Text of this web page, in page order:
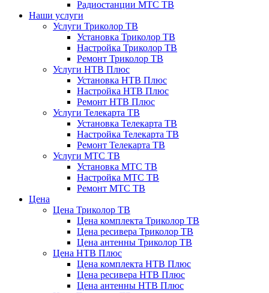
Радиостанции МТС ТВ
Наши услуги
Услуги Триколор ТВ
Установка Триколор ТВ
Настройка Триколор ТВ
Ремонт Триколор ТВ
Услуги НТВ Плюс
Установка НТВ Плюс
Настройка НТВ Плюс
Ремонт НТВ Плюс
Услуги Телекарта ТВ
Установка Телекарта ТВ
Настройка Телекарта ТВ
Ремонт Телекарта ТВ
Услуги МТС ТВ
Установка МТС ТВ
Настройка МТС ТВ
Ремонт МТС ТВ
Цена
Цена Триколор ТВ
Цена комплекта Триколор ТВ
Цена ресивера Триколор ТВ
Цена антенны Триколор ТВ
Цена НТВ Плюс
Цена комплекта НТВ Плюс
Цена ресивера НТВ Плюс
Цена антенны НТВ Плюс